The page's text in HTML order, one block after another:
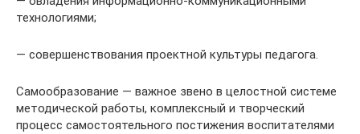
технологиями;
— совершенствования проектной культуры педагога.
Самообразование — важное звено в целостной системе
методической работы, комплексный и творческий
процесс самостоятельного постижения воспитателями